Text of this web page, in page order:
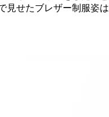
見せたブレザー制服姿は